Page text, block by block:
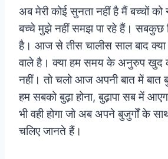
अब मेरी कोई सुनता नहीं है मैं बच्चों को
बच्चे मुझे नहीं समझ पा रहे हैं। सबकुछ
है। आज से तीस चालीस साल बाद क्या
वाले है। क्या हम समय के अनुरुप खुद
नहीं। तो चलो आज अपनी बात में बात
हम सबको बुढ़ा होना, बुढ़ापा सब में
भी वही होगा जो अब अपने बुजुर्गों के
चलिए जानते हैं।